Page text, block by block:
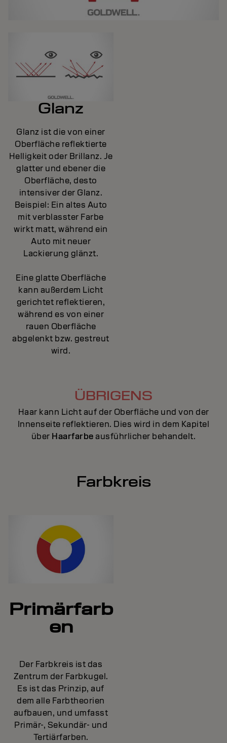
Glanz
Glanz ist die von einer
Oberfläche reflektierte
Helligkeit oder Brillanz. Je
glatter und ebener die
Oberfläche, desto
intensiver der Glanz.
Beispiel: Ein altes Auto
mit verblasster Farbe
wirkt matt, während ein
Auto mit neuer
Lackierung glänzt.
Eine glatte Oberfläche
kann außerdem Licht
gerichtet reflektieren,
während es von einer
rauen Oberfläche
abgelenkt bzw. gestreut
wird.
ÜBRIGENS
Haar kann Licht auf der Oberfläche und von der
Innenseite reflektieren. Dies wird in dem Kapitel
über Haarfarbeausführlicher behandelt.
Farbkreis
Primärfarb
en
Der Farbkreis ist das
Zentrum der Farbkugel.
Es ist das Prinzip, auf
dem alle Farbtheorien
aufbauen, und umfasst
Primär-, Sekundär- und
Tertiärfarben.